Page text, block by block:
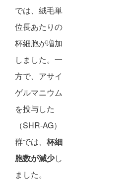
では、絨毛単
位長あたりの
杯細胞が増加
しました。一
方で、アサイ
ゲルマニウム
を投与した
（SHR-AG）
群では、 杯細
胞数が減少し
ました。